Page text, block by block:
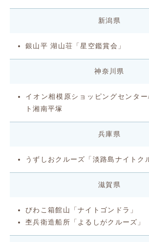
新潟県
銀山平 湖山荘「星空鑑賞会」
神奈川県
イオン相模原ショッピングセンタ
ト湘南平塚
兵庫県
うずしおクルーズ「淡路島ナイトク
滋賀県
びわこ箱館山「ナイトゴンドラ」
杢兵衛造船所「よるしがクルーズ」